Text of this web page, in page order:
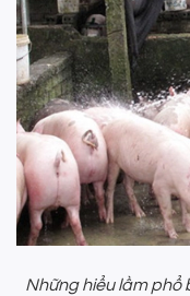
Những hiểu lầm phổ